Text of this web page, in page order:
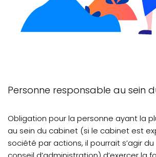
Personne responsable au sein
Obligation pour la personne ayant la
au sein du cabinet (si le cabinet est
société par actions, il pourrait s’agir